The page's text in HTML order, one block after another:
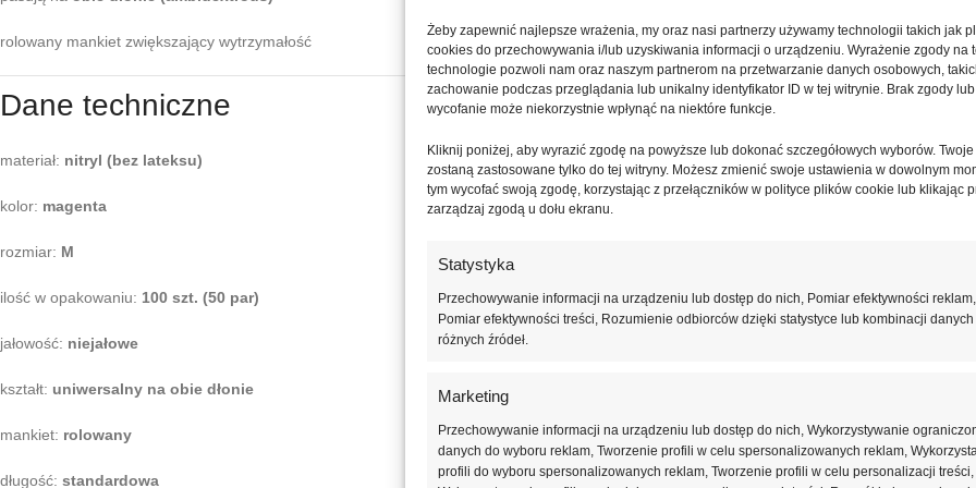
Żeby zapewnić najlepsze wrażenia, my oraz nasi partnerzy używamy technologii takich jak
cookies do przechowywania i/lub uzyskiwania informacji o urządzeniu. Wyrażenie zgody na
technologie pozwoli nam oraz naszym partnerom na przetwarzanie danych osobowych,
zachowanie podczas przeglądania lub unikalny identyfikator ID w tej witrynie. Brak zgody
wycofanie może niekorzystnie wpłynąć na niektóre funkcje.
Kliknij poniżej, aby wyrazić zgodę na powyższe lub dokonać szczegółowych wyborów.
zostaną zastosowane tylko do tej witryny. Możesz zmienić swoje ustawienia w dowolnym
tym wycofać swoją zgodę, korzystając z przełączników w polityce plików cookie lub klikając
zarządzaj zgodą u dołu ekranu.
Statystyka
Przechowywanie informacji na urządzeniu lub dostęp do nich, Pomiar efektywności reklam,
Pomiar efektywności treści, Rozumienie odbiorców dzięki statystyce lub kombinacji danych
różnych źródeł.
Marketing
Przechowywanie informacji na urządzeniu lub dostęp do nich, Wykorzystywanie
danych do wyboru reklam, Tworzenie profili w celu spersonalizowanych reklam,
profili do wyboru spersonalizowanych reklam, Tworzenie profili w celu personalizacji treści,
rolowany mankiet zwiększający wytrzymałość
Dane techniczne
materiał: nitryl (bez lateksu)
kolor: magenta
rozmiar: M
ilość w opakowaniu: 100 szt. (50 par)
jałowość: niejałowe
kształt: uniwersalny na obie dłonie
mankiet: rolowany
długość: standardowa